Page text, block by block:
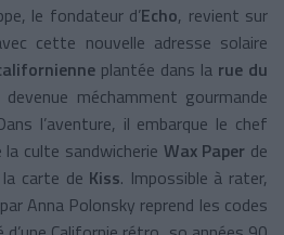
le fondateur d’Echo, revient sur
cette nouvelle adresse solaire
plantée dans la rue du
devenue méchamment gourmande
l’aventure, il embarque le chef
culte sandwicherie Wax Paper de
carte de Kiss. Impossible à rater,
Anna Polonsky reprend les codes